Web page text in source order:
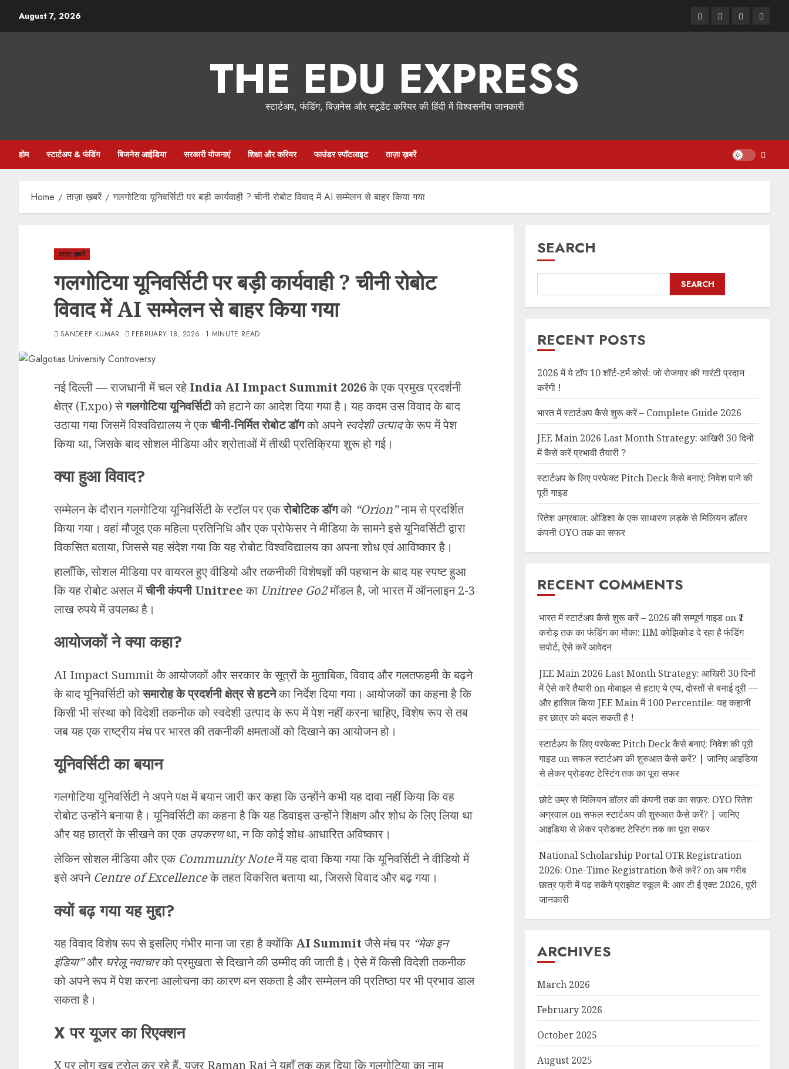
August 7, 2026
THE EDU EXPRESS
स्टार्टअप, फंडिंग, बिज़नेस और स्टूडेंट करियर की हिंदी में विश्वसनीय जानकारी
होम स्टार्टअप & फंडिंग बिजनेस आईडिया सरकारी योजनाएं शिक्षा और करियर फाउंडर स्पॉटलाइट ताज़ा ख़बरें
Home ताज़ा ख़बरें गलगोटिया यूनिवर्सिटी पर बड़ी कार्यवाही ? चीनी रोबोट विवाद में AI सम्मेलन से बाहर किया गया
ताज़ा ख़बरें
गलगोटिया यूनिवर्सिटी पर बड़ी कार्यवाही ? चीनी रोबोट
विवाद में AI सम्मेलन से बाहर किया गया
SANDEEP KUMAR FEBRUARY 18, 2026 1 MINUTE READ
नई दिल्ली — राजधानी में चल रहे India AI Impact Summit 2026के एक प्रमुख प्रदर्शनी
क्षेत्र (Expo) सेगलगोटिया यूनिवर्सिटीको हटाने का आदेश दिया गया है। यह कदम उस विवाद के बाद
उठाया गया जिसमें विश्वविद्यालय ने एकचीनी-निर्मित रोबोट डॉगको अपने स्वदेशी उत्पादके रूप में पेश
किया था, जिसके बाद सोशल मीडिया और श्रोताओं में तीखी प्रतिक्रिया शुरू हो गई।
क्या हुआ विवाद?
सम्मेलन के दौरान गलगोटिया यूनिवर्सिटी के स्टॉल पर एकरोबोटिक डॉगको “Orion”नाम से प्रदर्शित
किया गया। वहां मौजूद एक महिला प्रतिनिधि और एक प्रोफेसर ने मीडिया के सामने इसे यूनिवर्सिटी द्वारा
विकसित बताया, जिससे यह संदेश गया कि यह रोबोट विश्वविद्यालय का अपना शोध एवं आविष्कार है।
हालाँकि, सोशल मीडिया पर वायरल हुए वीडियो और तकनीकी विशेषज्ञों की पहचान के बाद यह स्पष्ट हुआ
कि यह रोबोट असल मेंचीनी कंपनी Unitreeका Unitree Go2मॉडल है, जो भारत में ऑनलाइन 2-3
लाख रुपये में उपलब्ध है।
आयोजकों ने क्या कहा?
AI Impact Summit के आयोजकों और सरकार के सूत्रों के मुताबिक, विवाद और गलतफहमी के बढ़ने
के बाद यूनिवर्सिटी कोसमारोह के प्रदर्शनी क्षेत्र से हटनेका निर्देश दिया गया। आयोजकों का कहना है कि
किसी भी संस्था को विदेशी तकनीक को स्वदेशी उत्पाद के रूप में पेश नहीं करना चाहिए, विशेष रूप से तब
जब यह एक राष्ट्रीय मंच पर भारत की तकनीकी क्षमताओं को दिखाने का आयोजन हो।
यूनिवर्सिटी का बयान
गलगोटिया यूनिवर्सिटी ने अपने पक्ष में बयान जारी कर कहा कि उन्होंने कभी यह दावा नहीं किया कि वह
रोबोट उन्होंने बनाया है। यूनिवर्सिटी का कहना है कि यह डिवाइस उन्होंने शिक्षण और शोध के लिए लिया था
और यह छात्रों के सीखने का एक उपकरणथा, न कि कोई शोध-आधारित अविष्कार।
लेकिन सोशल मीडिया और एक Community Noteमें यह दावा किया गया कि यूनिवर्सिटी ने वीडियो में
इसे अपने Centre of Excellenceके तहत विकसित बताया था, जिससे विवाद और बढ़ गया।
क्यों बढ़ गया यह मुद्दा?
यह विवाद विशेष रूप से इसलिए गंभीर माना जा रहा है क्योंकिAI Summitजैसे मंच पर “मेक इन
इंडिया”और घरेलू नवाचारको प्रमुखता से दिखाने की उम्मीद की जाती है। ऐसे में किसी विदेशी तकनीक
को अपने रूप में पेश करना आलोचना का कारण बन सकता है और सम्मेलन की प्रतिष्ठा पर भी प्रभाव डाल
सकता है।
X पर यूजर का रिएक्शन
X पर लोग खूब ट्रोल कर रहे हैं, यूजर Raman Raj ने यहाँ तक कह दिया कि गलगोटिया का नाम
SEARCH
SEARCH
RECENT POSTS
2026 में ये टॉप 10 शॉर्ट-टर्म कोर्स: जो रोजगार की गारंटी प्रदान
करेंगी !
भारत में स्टार्टअप कैसे शुरू करें – Complete Guide 2026
JEE Main 2026 Last Month Strategy: आखिरी 30 दिनों
में कैसे करें प्रभावी तैयारी ?
स्टार्टअप के लिए परफेक्ट Pitch Deck कैसे बनाएं: निवेश पाने की
पूरी गाइड
रितेश अग्रवाल: ओडिशा के एक साधारण लड़के से मिलियन डॉलर
कंपनी OYO तक का सफर
RECENT COMMENTS
भारत में स्टार्टअप कैसे शुरू करें – 2026 की सम्पूर्ण गाइड on ₹1
करोड़ तक का फंडिंग का मौका: IIM कोझिकोड दे रहा है फंडिंग
सपोर्ट, ऐसे करें आवेदन
JEE Main 2026 Last Month Strategy: आखिरी 30 दिनों
में ऐसे करें तैयारी onमोबाइल से हटाए ये एप्प, दोस्तों से बनाई दूरी —
और हासिल किया JEE Main में 100 Percentile: यह कहानी
हर छात्र को बदल सकती है !
स्टार्टअप के लिए परफेक्ट Pitch Deck कैसे बनाएं: निवेश की पूरी
गाइड onसफल स्टार्टअप की शुरुआत कैसे करें? | जानिए आइडिया
से लेकर प्रोडक्ट टेस्टिंग तक का पूरा सफर
छोटे उम्र से मिलियन डॉलर की कंपनी तक का सफ़र: OYO रितेश
अग्रवाल onसफल स्टार्टअप की शुरुआत कैसे करें? | जानिए
आइडिया से लेकर प्रोडक्ट टेस्टिंग तक का पूरा सफर
National Scholarship Portal OTR Registration
2026: One-Time Registration कैसे करें? onअब गरीब
छात्र फ्री में पढ़ सकेंगे प्राइवेट स्कूल में: आर टी ई एक्ट 2026, पूरी
जानकारी
ARCHIVES
March 2026
February 2026
October 2025
August 2025